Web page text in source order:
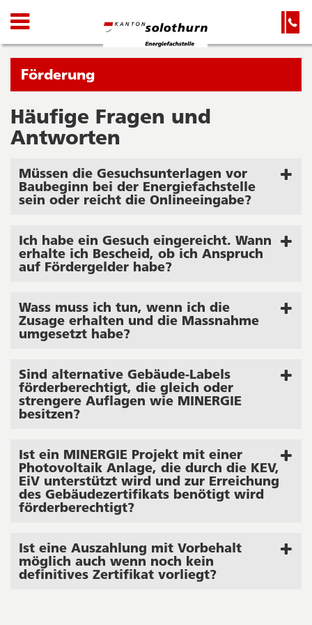
Kanton
Solothurn
Wichtige
Seiten
Startseite
Hauptnavigation
Inhalt
Navigation
und
Suche
Navigation
Sie
befinden
sich
gerade
Förderung
Häufige Fragen und
Antworten
Müssen die Gesuchsunterlagen vor
Baubeginn bei der Energiefachstelle
sein oder reicht die Onlineeingabe?
Ich habe ein Gesuch eingereicht. Wann
erhalte ich Bescheid, ob ich Anspruch
auf Fördergelder habe?
Wass muss ich tun, wenn ich die
Zusage erhalten und die Massnahme
umgesetzt habe?
Sind alternative Gebäude‐Labels
förderberechtigt, die gleich oder
strengere Auflagen wie MINERGIE
besitzen?
Ist ein MINERGIE Projekt mit einer
Photovoltaik Anlage, die durch die KEV,
EiV unterstützt wird und zur Erreichung
des Gebäudezertifikats benötigt wird
förderberechtigt?
Ist eine Auszahlung mit Vorbehalt
möglich auch wenn noch kein
definitives Zertifikat vorliegt?